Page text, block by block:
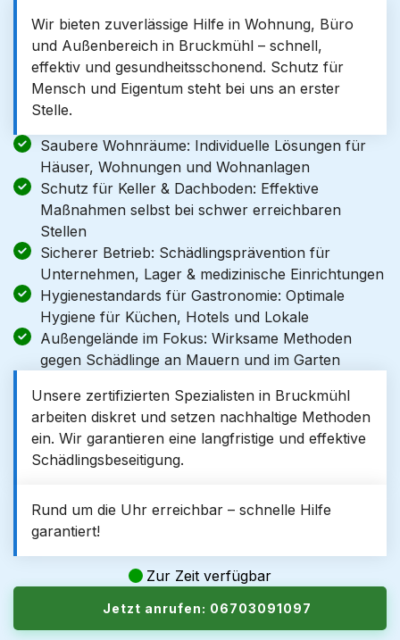
Wir bieten zuverlässige Hilfe in Wohnung, Büro
und Außenbereich in Bruckmühl – schnell,
effektiv und gesundheitsschonend. Schutz für
Mensch und Eigentum steht bei uns an erster
Stelle.
Saubere Wohnräume: Individuelle Lösungen für
Häuser, Wohnungen und Wohnanlagen
Schutz für Keller & Dachboden: Effektive
Maßnahmen selbst bei schwer erreichbaren
Stellen
Sicherer Betrieb: Schädlingsprävention für
Unternehmen, Lager & medizinische Einrichtungen
Hygienestandards für Gastronomie: Optimale
Hygiene für Küchen, Hotels und Lokale
Außengelände im Fokus: Wirksame Methoden
gegen Schädlinge an Mauern und im Garten
Unsere zertifizierten Spezialisten in Bruckmühl
arbeiten diskret und setzen nachhaltige Methoden
ein. Wir garantieren eine langfristige und effektive
Schädlingsbeseitigung.
Rund um die Uhr erreichbar – schnelle Hilfe
garantiert!
Zur Zeit verfügbar
Jetzt anrufen: 06703091097